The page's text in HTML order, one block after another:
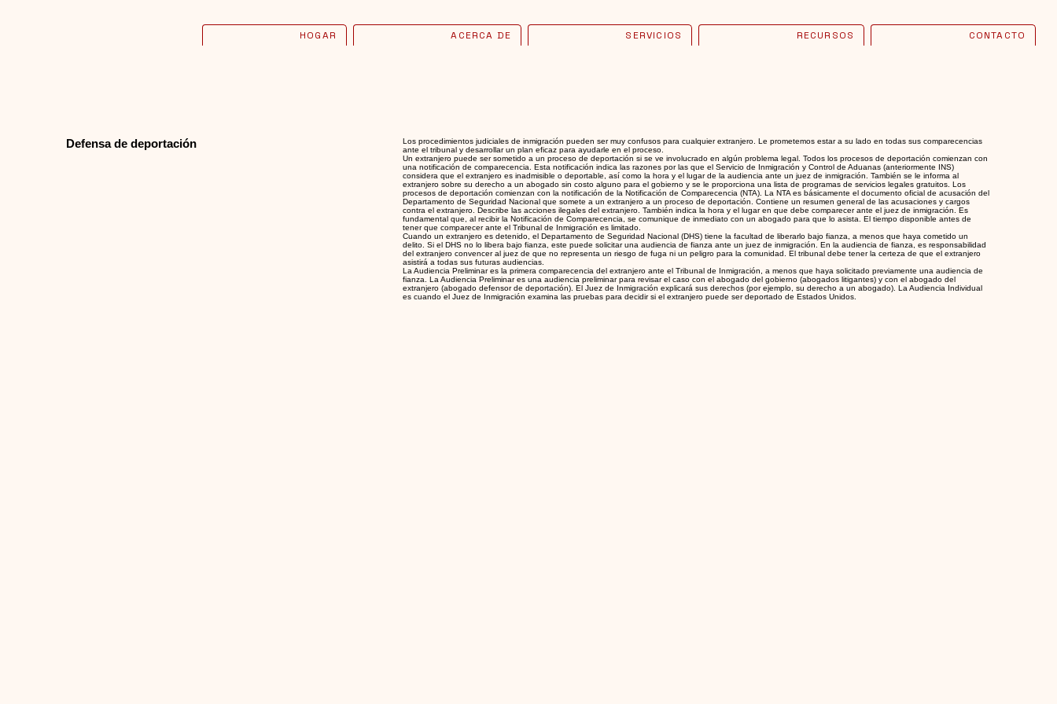
HOGAR ACERCA DE SERVICIOS RECURSOS CONTACTO
Defensa de deportación
Los procedimientos judiciales de inmigración pueden ser muy confusos para cualquier extranjero. Le prometemos estar a su lado en todas sus comparecencias
ante el tribunal y desarrollar un plan eficaz para ayudarle en el proceso.
Un extranjero puede ser sometido a un proceso de deportación si se ve involucrado en algún problema legal. Todos los procesos de deportación comienzan con
una notificación de comparecencia. Esta notificación indica las razones por las que el Servicio de Inmigración y Control de Aduanas (anteriormente INS)
considera que el extranjero es inadmisible o deportable, así como la hora y el lugar de la audiencia ante un juez de inmigración. También se le informa al
extranjero sobre su derecho a un abogado sin costo alguno para el gobierno y se le proporciona una lista de programas de servicios legales gratuitos. Los
procesos de deportación comienzan con la notificación de la Notificación de Comparecencia (NTA). La NTA es básicamente el documento oficial de acusación del
Departamento de Seguridad Nacional que somete a un extranjero a un proceso de deportación. Contiene un resumen general de las acusaciones y cargos
contra el extranjero. Describe las acciones ilegales del extranjero. También indica la hora y el lugar en que debe comparecer ante el juez de inmigración. Es
fundamental que, al recibir la Notificación de Comparecencia, se comunique de inmediato con un abogado para que lo asista. El tiempo disponible antes de
tener que comparecer ante el Tribunal de Inmigración es limitado.
Cuando un extranjero es detenido, el Departamento de Seguridad Nacional (DHS) tiene la facultad de liberarlo bajo fianza, a menos que haya cometido un
delito. Si el DHS no lo libera bajo fianza, este puede solicitar una audiencia de fianza ante un juez de inmigración. En la audiencia de fianza, es responsabilidad
del extranjero convencer al juez de que no representa un riesgo de fuga ni un peligro para la comunidad. El tribunal debe tener la certeza de que el extranjero
asistirá a todas sus futuras audiencias.
La Audiencia Preliminar es la primera comparecencia del extranjero ante el Tribunal de Inmigración, a menos que haya solicitado previamente una audiencia de
fianza. La Audiencia Preliminar es una audiencia preliminar para revisar el caso con el abogado del gobierno (abogados litigantes) y con el abogado del
extranjero (abogado defensor de deportación). El Juez de Inmigración explicará sus derechos (por ejemplo, su derecho a un abogado). La Audiencia Individual
es cuando el Juez de Inmigración examina las pruebas para decidir si el extranjero puede ser deportado de Estados Unidos.